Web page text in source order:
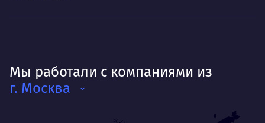
Мы работали с компаниями из
г. Москва